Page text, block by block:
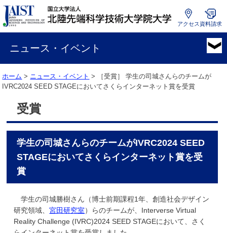
国
学
法
人
先
端
アクセス 資料請求
ニュース・イベント
ホーム > ニュース・イベント > ［受賞］学生の司城さんらのチームが
IVRC2024 SEED STAGEにおいてさくらインターネット賞を受賞
受賞
学生の司城さんらのチームがIVRC2024 SEED
STAGEにおいてさくらインターネット賞を受
賞
学生の司城勝樹さん（博士前期課程1年、創造社会デザイン
研究領域、宮田研究室）らのチームが、 Interverse Virtual
Reality Challenge (IVRC)2024 SEED STAGEにおいて、さく